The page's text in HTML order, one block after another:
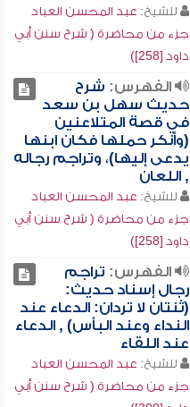
للشيخ: عبد المحسن العباد
جزء من محاضرة ( شرح سنن أبي
داود [258])
الفهرس: شرح
حديث سهل بن سعد
في قصة المتلاعنين
(وأنكر حملها فكان ابنها
يدعى إليها)، وتراجم رجاله
, اللعان
للشيخ: عبد المحسن العباد
جزء من محاضرة ( شرح سنن أبي
داود [258])
الفهرس: تراجم
رجال إسناد حديث:
(ثنتان لا تردان: الدعاء عند
النداء وعند البأس) , الدعاء
عند اللقاء
للشيخ: عبد المحسن العباد
جزء من محاضرة ( شرح سنن أبي